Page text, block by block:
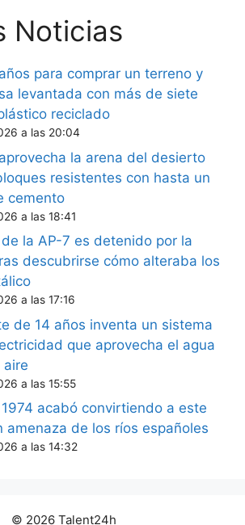
Noticias
para comprar un terreno y
levantada con más de siete
reciclado
a las 20:04
la arena del desierto
resistentes con hasta un
cemento
a las 18:41
la AP-7 es detenido por la
descubrirse cómo alteraba los
a las 17:16
de 14 años inventa un sistema
que aprovecha el agua
aire
a las 15:55
acabó convirtiendo a este
amenaza de los ríos españoles
a las 14:32
© 2026 Talent24h